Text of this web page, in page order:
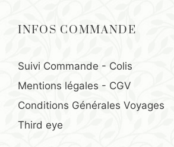
INFOS COMMANDE
Suivi Commande - Colis
Mentions légales - CGV
Conditions Générales Voyages
Third eye